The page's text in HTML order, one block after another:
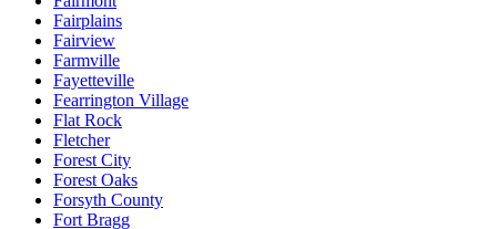
Fairplains
Fairview
Farmville
Fayetteville
Fearrington Village
Flat Rock
Fletcher
Forest City
Forest Oaks
Forsyth County
Fort Bragg